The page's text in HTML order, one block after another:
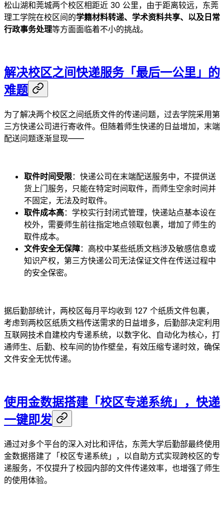
松山湖和莞城两个校区相距近 30 公里，由于距离较远，东莞
理工学院在校区间的学籍材料转递、学术资料共享、以及日常
行政事务处理等方面面临着不小的挑战。
解决校区之间快递服务「最后一公里」的
难题
为了解决两个校区之间纸质文件的传递问题，过去学院采用第
三方快递公司进行寄收件。但随着师生快递的日益增加，末端
配送问题逐渐显现——
取件时间受限：快递公司在末端配送服务中，不提供送
货上门服务，只能在特定时间取件，而师生空余时间并
不固定，无法及时取件。
取件成本高：学校实行封闭式管理，快递站点基本设在
校外，需要师生前往指定地点领取包裹，增加了师生的
取件成本。
文件安全无保障：高校中某些纸质文档涉及敏感信息或
知识产权，第三方快递公司无法保证文件在传送过程中
的安全保密。
据后勤部统计，两校区每月平均收到 127 个纸质文件包裹，
考虑到两校区纸质文档传送需求的日益增多，后勤部决定利用
互联网技术自建校内专递系统，以数字化、自动化为核心，打
通师生、后勤、校车间的协作壁垒，有效压缩专递时效，确保
文件安全无忧传递。
使用金数据搭建「校区专递系统」，快递
一键即发
通过对多个平台的深入对比和评估，东莞大学后勤部最终使用
金数据搭建了「校区专递系统」，以自助方式实现跨校区的专
递服务，不仅提升了校园内部的文件传递效率，也增强了师生
的使用体验。